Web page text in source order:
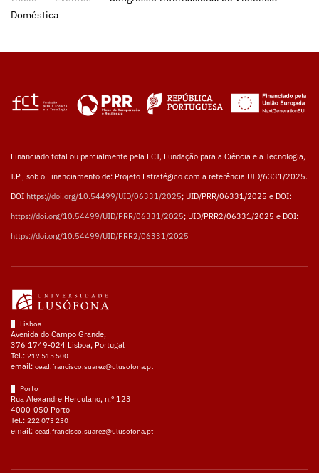
Doméstica
Financiado total ou parcialmente pela FCT, Fundação para a Ciência e a Tecnologia,
I.P., sob o Financiamento de: Projeto Estratégico com a referência UID/6331/2025.
DOI https://doi.org/10.54499/UID/06331/2025; UID/PRR/06331/2025 e DOI:
https://doi.org/10.54499/UID/PRR/06331/2025; UID/PRR2/06331/2025 e DOI:
https://doi.org/10.54499/UID/PRR2/06331/2025
Lisboa
Avenida do Campo Grande,
376 1749-024 Lisboa, Portugal
Tel.: 217 515 500
email: cead.francisco.suarez@ulusofona.pt
Porto
Rua Alexandre Herculano, n.º 123
4000-050 Porto
Tel.: 222 073 230
email: cead.francisco.suarez@ulusofona.pt